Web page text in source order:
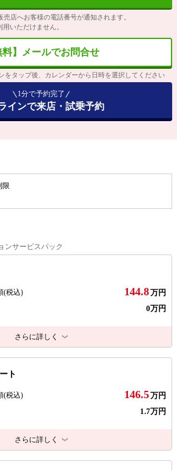
店へお客様の電話番号が通知されます。
いただけません。
料】メールでお問合せ
をタップ後、カレンダーから日時を選択してください
1分で予約完了
インで来店・試乗予約
限
ンサービスパック
(税込) 144.8万円
0万円
さらに詳しく
ト
(税込) 146.5万円
1.7万円
さらに詳しく